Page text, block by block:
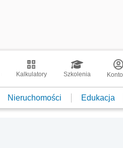
Kalkulatory Szkolenia Konto
Nieruchomości Edukacja